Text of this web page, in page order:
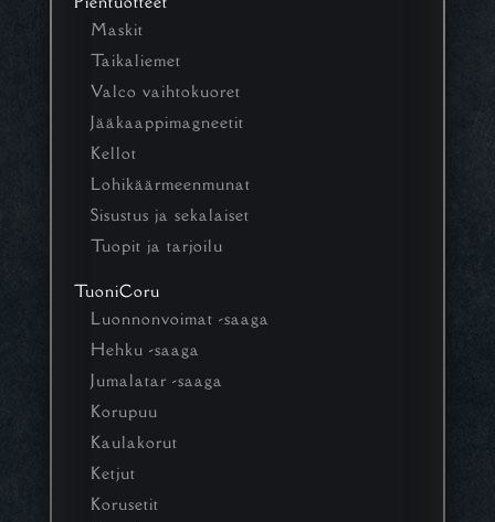
Maskit
Taikaliemet
Valco vaihtokuoret
Jääkaappimagneetit
Kellot
Lohikäärmeenmunat
Sisustus ja sekalaiset
Tuopit ja tarjoilu
TuoniCoru
Luonnonvoimat -saaga
Hehku -saaga
Jumalatar -saaga
Korupuu
Kaulakorut
Ketjut
Korusetit